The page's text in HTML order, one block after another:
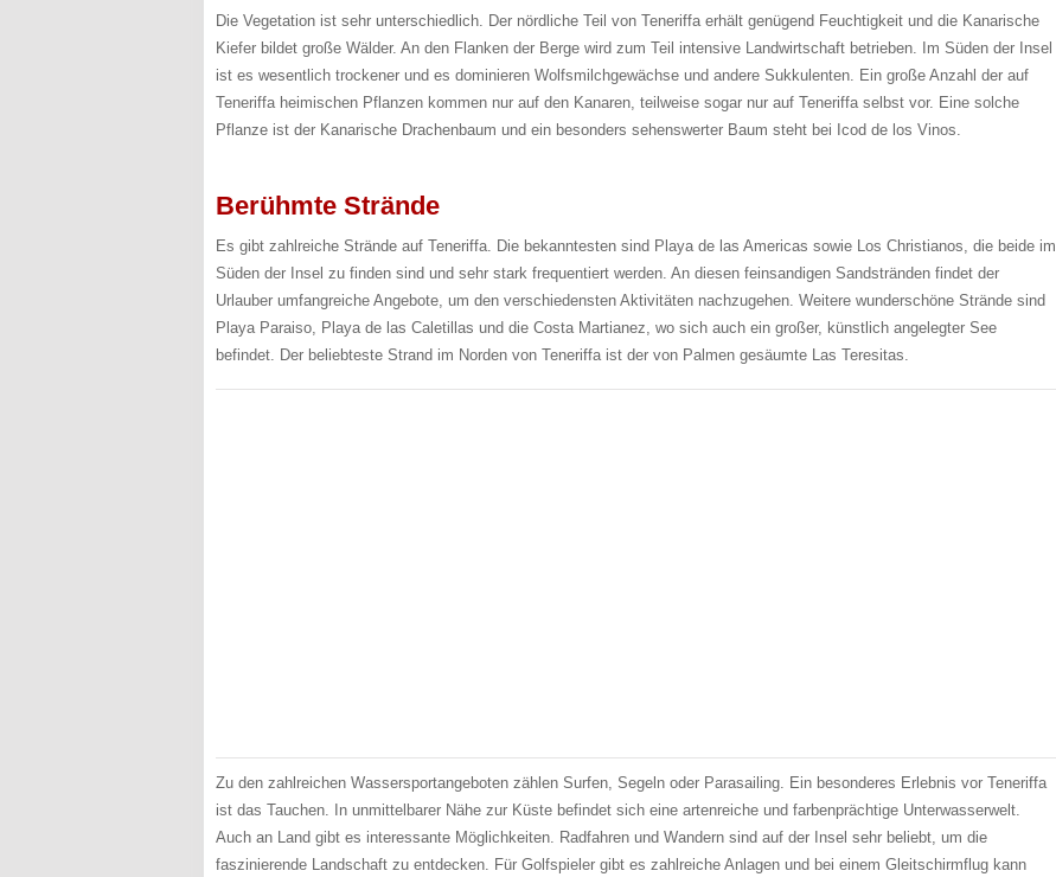
Die Vegetation ist sehr unterschiedlich. Der nördliche Teil von Teneriffa erhält genügend Feuchtigkeit und die Kanarische
Kiefer bildet große Wälder. An den Flanken der Berge wird zum Teil intensive Landwirtschaft betrieben. Im Süden der Insel
ist es wesentlich trockener und es dominieren Wolfsmilchgewächse und andere Sukkulenten. Ein große Anzahl der auf
Teneriffa heimischen Pflanzen kommen nur auf den Kanaren, teilweise sogar nur auf Teneriffa selbst vor. Eine solche
Pflanze ist der Kanarische Drachenbaum und ein besonders sehenswerter Baum steht bei Icod de los Vinos.
Berühmte Strände
Es gibt zahlreiche Strände auf Teneriffa. Die bekanntesten sind Playa de las Americas sowie Los Christianos, die beide im
Süden der Insel zu finden sind und sehr stark frequentiert werden. An diesen feinsandigen Sandstränden findet der
Urlauber umfangreiche Angebote, um den verschiedensten Aktivitäten nachzugehen. Weitere wunderschöne Strände sind
Playa Paraiso, Playa de las Caletillas und die Costa Martianez, wo sich auch ein großer, künstlich angelegter See
befindet. Der beliebteste Strand im Norden von Teneriffa ist der von Palmen gesäumte Las Teresitas.
Zu den zahlreichen Wassersportangeboten zählen Surfen, Segeln oder Parasailing. Ein besonderes Erlebnis vor Teneriffa
ist das Tauchen. In unmittelbarer Nähe zur Küste befindet sich eine artenreiche und farbenprächtige Unterwasserwelt.
Auch an Land gibt es interessante Möglichkeiten. Radfahren und Wandern sind auf der Insel sehr beliebt, um die
faszinierende Landschaft zu entdecken. Für Golfspieler gibt es zahlreiche Anlagen und bei einem Gleitschirmflug kann